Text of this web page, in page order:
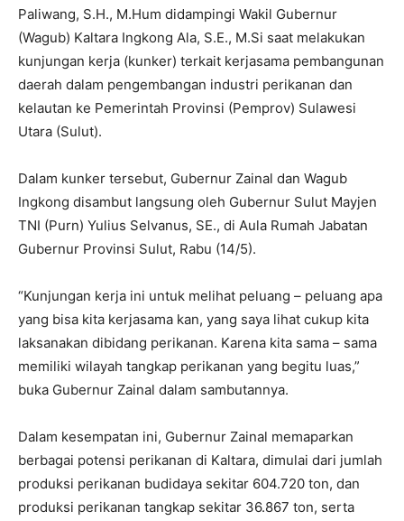
Paliwang, S.H., M.Hum didampingi Wakil Gubernur
(Wagub) Kaltara Ingkong Ala, S.E., M.Si saat melakukan
kunjungan kerja (kunker) terkait kerjasama pembangunan
daerah dalam pengembangan industri perikanan dan
kelautan ke Pemerintah Provinsi (Pemprov) Sulawesi
Utara (Sulut).
Dalam kunker tersebut, Gubernur Zainal dan Wagub
Ingkong disambut langsung oleh Gubernur Sulut Mayjen
TNI (Purn) Yulius Selvanus, SE., di Aula Rumah Jabatan
Gubernur Provinsi Sulut, Rabu (14/5).
“Kunjungan kerja ini untuk melihat peluang – peluang apa
yang bisa kita kerjasama kan, yang saya lihat cukup kita
laksanakan dibidang perikanan. Karena kita sama – sama
memiliki wilayah tangkap perikanan yang begitu luas,”
buka Gubernur Zainal dalam sambutannya.
Dalam kesempatan ini, Gubernur Zainal memaparkan
berbagai potensi perikanan di Kaltara, dimulai dari jumlah
produksi perikanan budidaya sekitar 604.720 ton, dan
produksi perikanan tangkap sekitar 36.867 ton, serta